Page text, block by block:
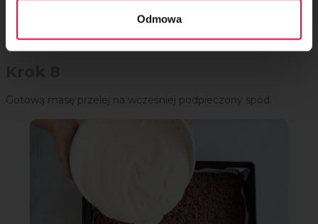
Odmowa
Gotową masę przelej na wcześniej podpieczony spód.